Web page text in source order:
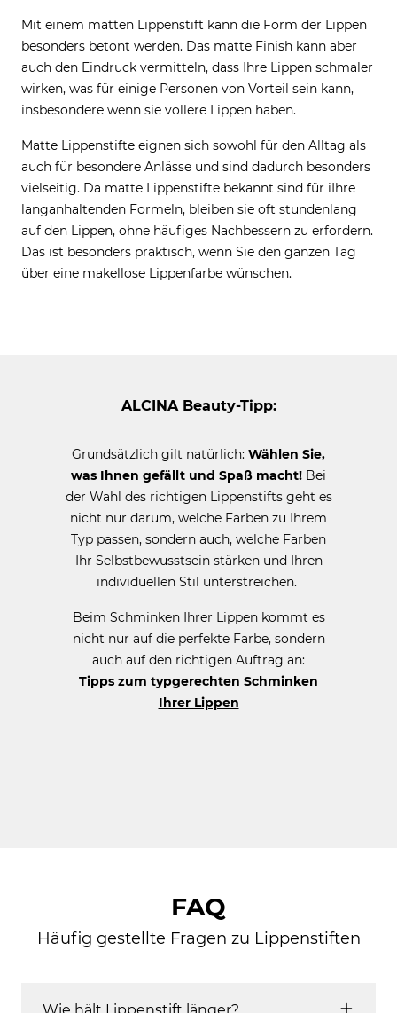
Mit einem matten Lippenstift kann die Form der Lippen
besonders betont werden. Das matte Finish kann aber
auch den Eindruck vermitteln, dass Ihre Lippen schmaler
wirken, was für einige Personen von Vorteil sein kann,
insbesondere wenn sie vollere Lippen haben.
Matte Lippenstifte eignen sich sowohl für den Alltag als
auch für besondere Anlässe und sind dadurch besonders
vielseitig. Da matte Lippenstifte bekannt sind für iIhre
langanhaltenden Formeln, bleiben sie oft stundenlang
auf den Lippen, ohne häufiges Nachbessern zu erfordern.
Das ist besonders praktisch, wenn Sie den ganzen Tag
über eine makellose Lippenfarbe wünschen.
ALCINA Beauty-Tipp:
Grundsätzlich gilt natürlich: Wählen Sie,
was Ihnen gefällt und Spaß macht! Bei
der Wahl des richtigen Lippenstifts geht es
nicht nur darum, welche Farben zu Ihrem
Typ passen, sondern auch, welche Farben
Ihr Selbstbewusstsein stärken und Ihren
individuellen Stil unterstreichen.
Beim Schminken Ihrer Lippen kommt es
nicht nur auf die perfekte Farbe, sondern
auch auf den richtigen Auftrag an:
Tipps zum typgerechten Schminken
Ihrer Lippen
FAQ
Häufig gestellte Fragen zu Lippenstiften
Wie hält Lippenstift länger?